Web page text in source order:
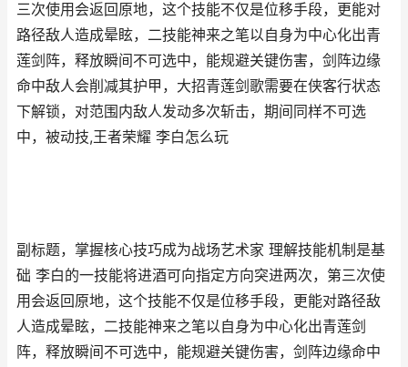
三次使用会返回原地，这个技能不仅是位移手段，更能对
路径敌人造成晕眩，二技能神来之笔以自身为中心化出青
莲剑阵，释放瞬间不可选中，能规避关键伤害，剑阵边缘
命中敌人会削减其护甲，大招青莲剑歌需要在侠客行状态
下解锁，对范围内敌人发动多次斩击，期间同样不可选
中，被动技,王者荣耀 李白怎么玩
副标题，掌握核心技巧成为战场艺术家 理解技能机制是基
础 李白的一技能将进酒可向指定方向突进两次，第三次使
用会返回原地，这个技能不仅是位移手段，更能对路径敌
人造成晕眩，二技能神来之笔以自身为中心化出青莲剑
阵，释放瞬间不可选中，能规避关键伤害，剑阵边缘命中